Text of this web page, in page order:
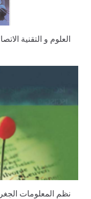
العلوم و التقنية
نظم المعلومات